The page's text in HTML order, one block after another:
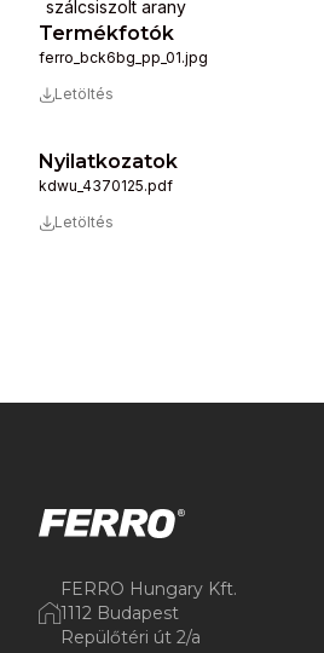
szálcsiszolt arany
Termékfotók
ferro_bck6bg_pp_01.jpg
Letöltés
Nyilatkozatok
kdwu_4370125.pdf
Letöltés
FERRO Hungary Kft.
1112 Budapest
Repülőtéri út 2/a